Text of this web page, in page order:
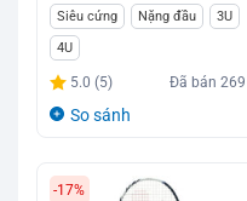
Giá
gốc
là:
3.979.000₫.
Giá
hiện
tại
là:
Siêu cứng Nặng đầu
3U
4U
5.0 (5) Đã bán269
So sánh
-17%